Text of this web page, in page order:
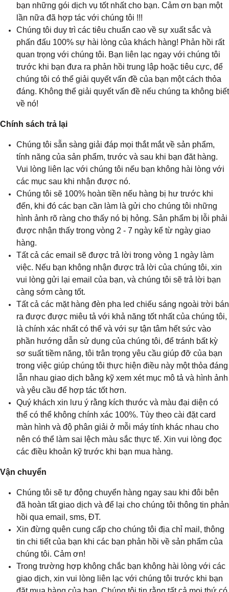
bạn những gói dịch vụ tốt nhất cho bạn. Cảm ơn bạn một
lần nữa đã hợp tác với chúng tôi !!!
Chúng tôi duy trì các tiêu chuẩn cao về sự xuất sắc và
phấn đấu 100% sự hài lòng của khách hàng! Phản hồi rất
quan trọng với chúng tôi. Bạn liên lạc ngay với chúng tôi
trước khi bạn đưa ra phản hồi trung lập hoặc tiêu cực, để
chúng tôi có thể giải quyết vấn đề của bạn một cách thỏa
đáng. Không thể giải quyết vấn đề nếu chúng ta không biết
về nó!
Chính sách trả lại
Chúng tôi sẵn sàng giải đáp mọi thắt mắt về sản phẩm,
tính năng của sản phẩm, trước và sau khi bạn đăt hàng.
Vui lòng liên lạc với chúng tôi nếu bạn không hài lòng với
các mục sau khi nhận được nó.
Chúng tôi sẽ 100% hoàn tiền nếu hàng bị hư trước khi
đến, khi đó các bạn cần làm là gửi cho chúng tôi những
hình ảnh rõ ràng cho thấy nó bị hỏng. Sản phẩm bị lỗi phải
được nhận thấy trong vòng 2 - 7 ngày kể từ ngày giao
hàng.
Tất cả các email sẽ được trả lời trong vòng 1 ngày làm
việc. Nếu bạn không nhận được trả lời của chúng tôi, xin
vui lòng gửi lại email của bạn, và chúng tôi sẽ trả lời bạn
càng sớm càng tốt.
Tất cả các mặt hàng đèn pha led chiếu sáng ngoài trời bán
ra được được miêu tả với khả năng tốt nhất của chúng tôi,
là chính xác nhất có thể và với sự tận tâm hết sức vào
phần hướng dẫn sử dụng của chúng tôi, để tránh bất kỳ
sơ suất tiềm năng, tôi trân trọng yêu cầu giúp đỡ của bạn
trong việc giúp chúng tôi thực hiện điều này một thỏa đáng
lẫn nhau giao dịch bằng kỹ xem xét mục mô tả và hình ảnh
và yêu cầu để hợp tác tốt hơn.
Quý khách xin lưu ý rằng kích thước và màu đại diện có
thể có thể không chính xác 100%. Tùy theo cài đặt card
màn hình và độ phân giải ở mỗi máy tính khác nhau cho
nên có thể làm sai lệch màu sắc thực tế. Xin vui lòng đọc
các điều khoản kỹ trước khi bạn mua hàng.
Vận chuyển
Chúng tôi sẽ tự động chuyển hàng ngay sau khi đôi bên
đã hoàn tất giao dịch và để lại cho chúng tôi thông tin phản
hồi qua email, sms, ĐT.
Xin đừng quên cung cấp cho chúng tôi địa chỉ mail, thông
tin chi tiết của bạn khi các bạn phản hồi về sản phẩm của
chúng tôi. Cảm ơn!
Trong trường hợp không chắc bạn không hài lòng với các
giao dịch, xin vui lòng liên lạc với chúng tôi trước khi bạn